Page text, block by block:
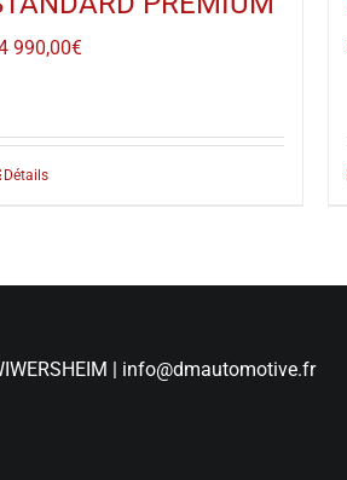
990,00€
Détails
| info@dmautomotive.fr